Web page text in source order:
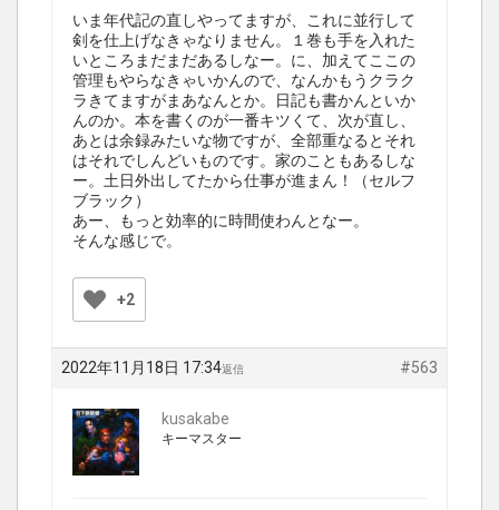
いま年代記の直しやってますが、これに並行して
剣を仕上げなきゃなりません。１巻も手を入れた
いところまだまだあるしなー。に、加えてここの
管理もやらなきゃいかんので、なんかもうクラク
ラきてますがまあなんとか。日記も書かんといか
んのか。本を書くのが一番キツくて、次が直し、
あとは余録みたいな物ですが、全部重なるとそれ
はそれでしんどいものです。家のこともあるしな
ー。土日外出してたから仕事が進まん！（セルフ
ブラック）
あー、もっと効率的に時間使わんとなー。
そんな感じで。
+2
2022年11月18日 17:34 #563
返信
kusakabe
キーマスター